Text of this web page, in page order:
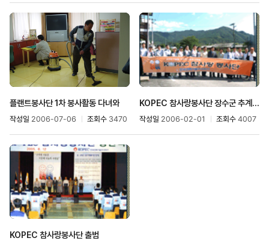
플랜트봉사단 1차 봉사활동 다녀와
작성일 2006-07-06 조회수 3470
KOPEC 참사랑봉사단 장수군 추계 농촌봉사 활동
작성일 2006-02-01 조회수 4007
KOPEC 참사랑봉사단 출범